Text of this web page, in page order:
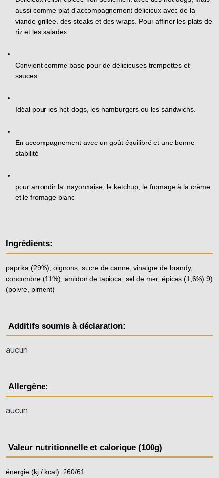
aussi comme plat d'accompagnement délicieux avec de la
viande grillée, des steaks et des wraps. Pour affiner les plats de
riz et les salades.
Convient comme base pour de délicieuses trempettes et
sauces.
Idéal pour les hot-dogs, les hamburgers ou les sandwichs.
En accompagnement avec un goût équilibré et une bonne
stabilité
pour arrondir la mayonnaise, le ketchup, le fromage à la crème
et le fromage blanc
Ingrédients:
paprika (29%), oignons, sucre de canne, vinaigre de brandy,
concombre (11%), amidon de tapioca, sel de mer, épices (1,6%) 9)
(poivre, piment)
Additifs soumis à déclaration:
aucun
Allergène:
aucun
Valeur nutritionnelle et calorique (100g)
énergie (kj / kcal): 260/61